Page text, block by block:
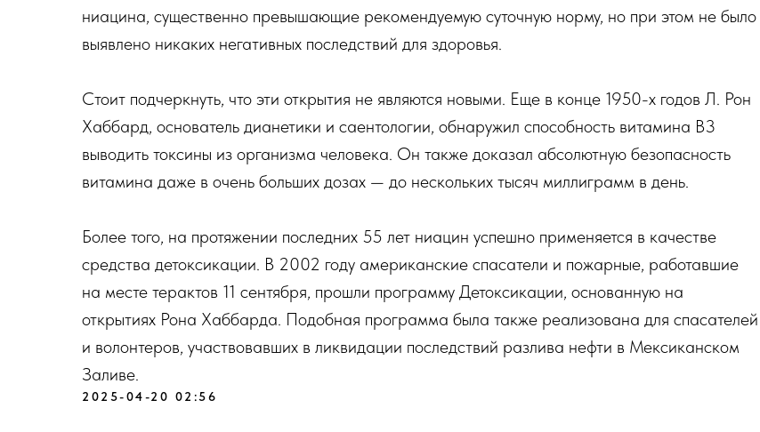
ниацина, существенно превышающие рекомендуемую суточную норму, но при этом не было
выявлено никаких негативных последствий для здоровья.
Стоит подчеркнуть, что эти открытия не являются новыми. Еще в конце 1950-х годов Л. Рон
Хаббард, основатель дианетики и саентологии, обнаружил способность витамина В3
выводить токсины из организма человека. Он также доказал абсолютную безопасность
витамина даже в очень больших дозах — до нескольких тысяч миллиграмм в день.
Более того, на протяжении последних 55 лет ниацин успешно применяется в качестве
средства детоксикации. В 2002 году американские спасатели и пожарные, работавшие
на месте терактов 11 сентября, прошли программу Детоксикации, основанную на
открытиях Рона Хаббарда. Подобная программа была также реализована для спасателей
и волонтеров, участвовавших в ликвидации последствий разлива нефти в Мексиканском
Заливе.
2025-04-20 02:56